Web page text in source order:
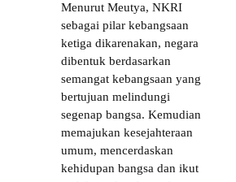
Menurut Meutya, NKRI
sebagai pilar kebangsaan
ketiga dikarenakan, negara
dibentuk berdasarkan
semangat kebangsaan yang
bertujuan melindungi
segenap bangsa. Kemudian
memajukan kesejahteraan
umum, mencerdaskan
kehidupan bangsa dan ikut